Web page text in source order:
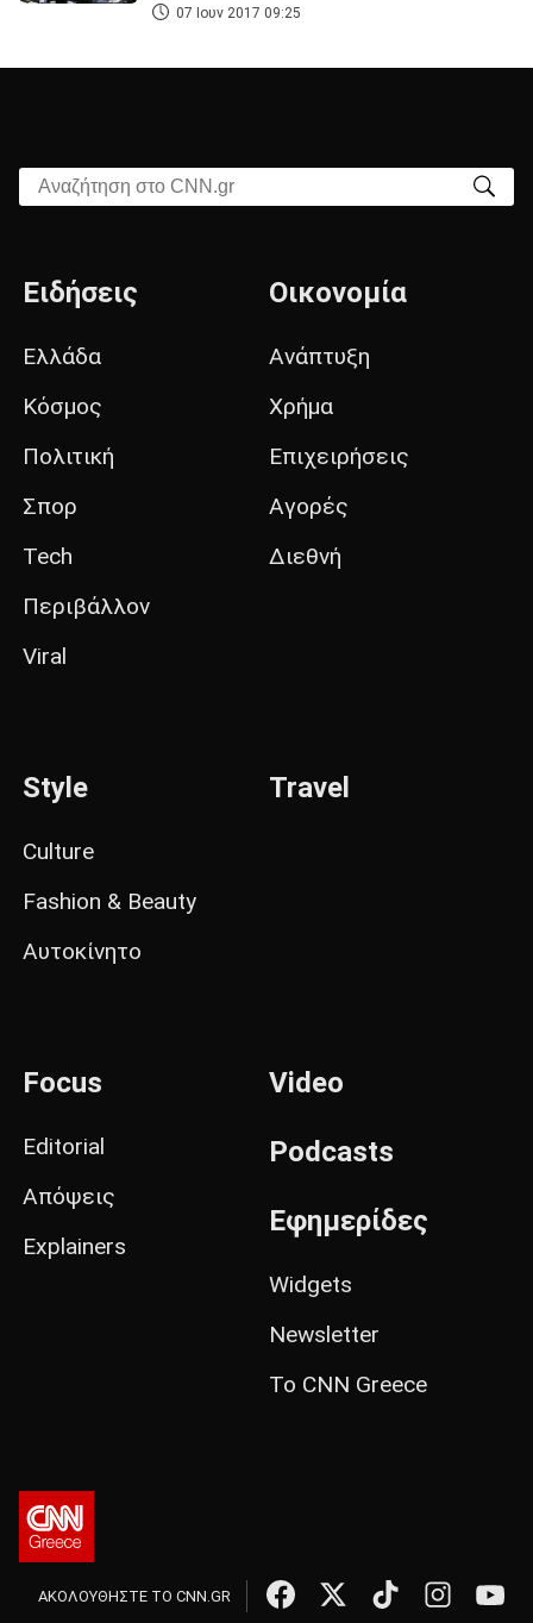
07 Ιουν 2017 09:25
Αναζήτηση στο CNN.gr
Ειδήσεις
Ελλάδα
Κόσμος
Πολιτική
Σπορ
Tech
Περιβάλλον
Viral
Οικονομία
Ανάπτυξη
Χρήμα
Επιχειρήσεις
Αγορές
Διεθνή
Style
Culture
Fashion & Beauty
Αυτοκίνητο
Travel
Focus
Editorial
Απόψεις
Explainers
Video
Podcasts
Εφημερίδες
Widgets
Newsletter
Το CNN Greece
ΑΚΟΛΟΥΘΗΣΤΕ ΤΟ CNN.GR